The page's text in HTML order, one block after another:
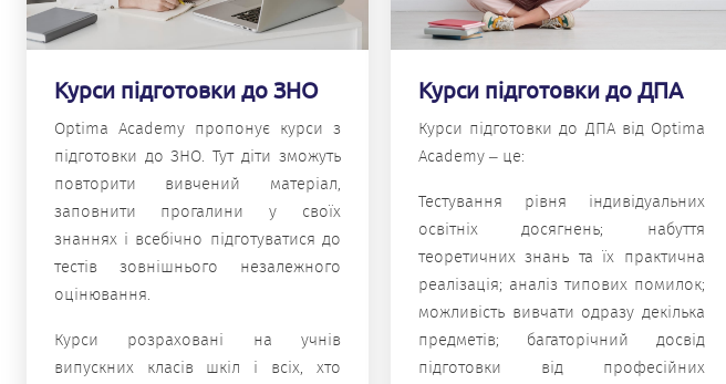
Курси підготовки до ЗНО
Optima Academy пропонує курси з
підготовки до ЗНО. Тут діти зможуть
повторити вивчений матеріал,
заповнити прогалини у своїх
знаннях і всебічно підготуватися до
тестів зовнішнього незалежного
оцінювання.
Курси розраховані на учнів
випускних класів шкіл і всіх, хто
Курси підготовки до ДПА
Курси підготовки до ДПА від Optima
Academy – це:
Тестування рівня індивідуальних
освітніх досягнень; набуття
теоретичних знань та їх практична
реалізація; аналіз типових помилок;
можливість вивчати одразу декілька
предметів; багаторічний досвід
підготовки від професійних